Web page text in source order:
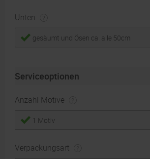
Unten
gesäumt und Ösen ca. alle 50cm
Serviceoptionen
Anzahl Motive
1 Motiv
Verpackungsart